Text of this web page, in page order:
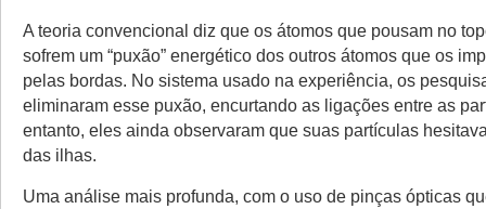
A teoria convencional diz que os átomos que pousam no
sofrem um “puxão” energético dos outros átomos que os
pelas bordas. No sistema usado na experiência, os
eliminaram esse puxão, encurtando as ligações entre as
entanto, eles ainda observaram que suas partículas
das ilhas.
Uma análise mais profunda, com o uso de pinças ópticas